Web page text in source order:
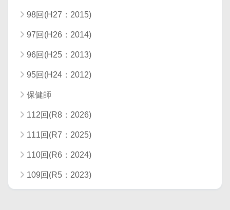
98回(H27：2015)
97回(H26：2014)
96回(H25：2013)
95回(H24：2012)
保健師
112回(R8：2026)
111回(R7：2025)
110回(R6：2024)
109回(R5：2023)